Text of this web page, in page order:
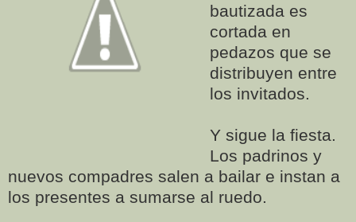
bautizada es
cortada en
pedazos que se
distribuyen entre
los invitados.
Y sigue la fiesta.
Los padrinos y
nuevos compadres salen a bailar e instan a
los presentes a sumarse al ruedo.